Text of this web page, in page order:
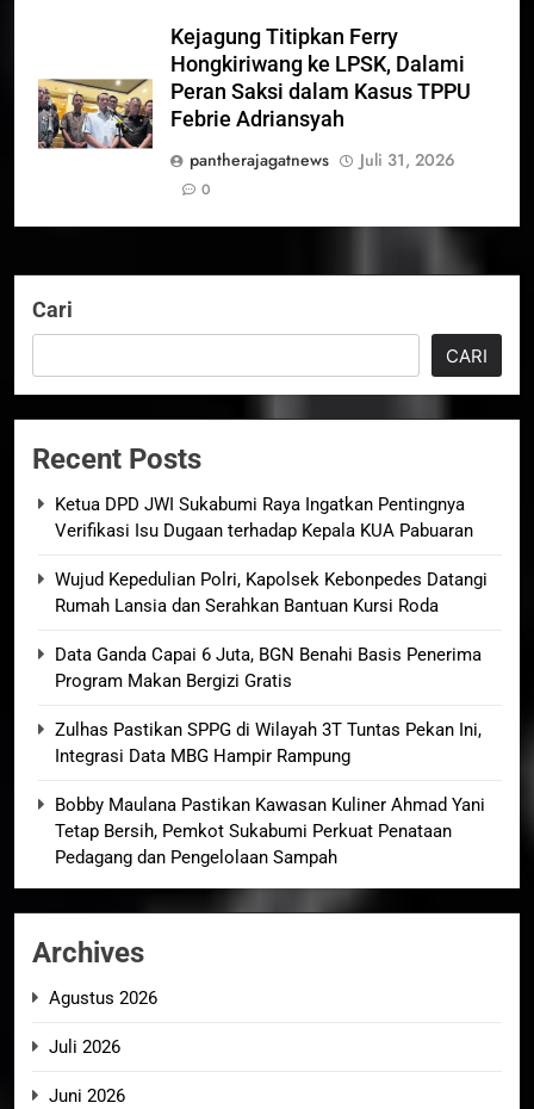
Kejagung Titipkan Ferry
Hongkiriwang ke LPSK, Dalami
Peran Saksi dalam Kasus TPPU
Febrie Adriansyah
pantherajagatnews
Juli 31, 2026
0
Cari
CARI
Recent Posts
Ketua DPD JWI Sukabumi Raya Ingatkan Pentingnya
Verifikasi Isu Dugaan terhadap Kepala KUA Pabuaran
Wujud Kepedulian Polri, Kapolsek Kebonpedes Datangi
Rumah Lansia dan Serahkan Bantuan Kursi Roda
Data Ganda Capai 6 Juta, BGN Benahi Basis Penerima
Program Makan Bergizi Gratis
Zulhas Pastikan SPPG di Wilayah 3T Tuntas Pekan Ini,
Integrasi Data MBG Hampir Rampung
Bobby Maulana Pastikan Kawasan Kuliner Ahmad Yani
Tetap Bersih, Pemkot Sukabumi Perkuat Penataan
Pedagang dan Pengelolaan Sampah
Archives
Agustus 2026
Juli 2026
Juni 2026